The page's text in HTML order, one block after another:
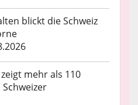
blickt die Schweiz
mehr als 110